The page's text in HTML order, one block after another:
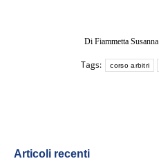
Di Fiammetta Susanna
Tags: corso arbitri
Articoli recenti